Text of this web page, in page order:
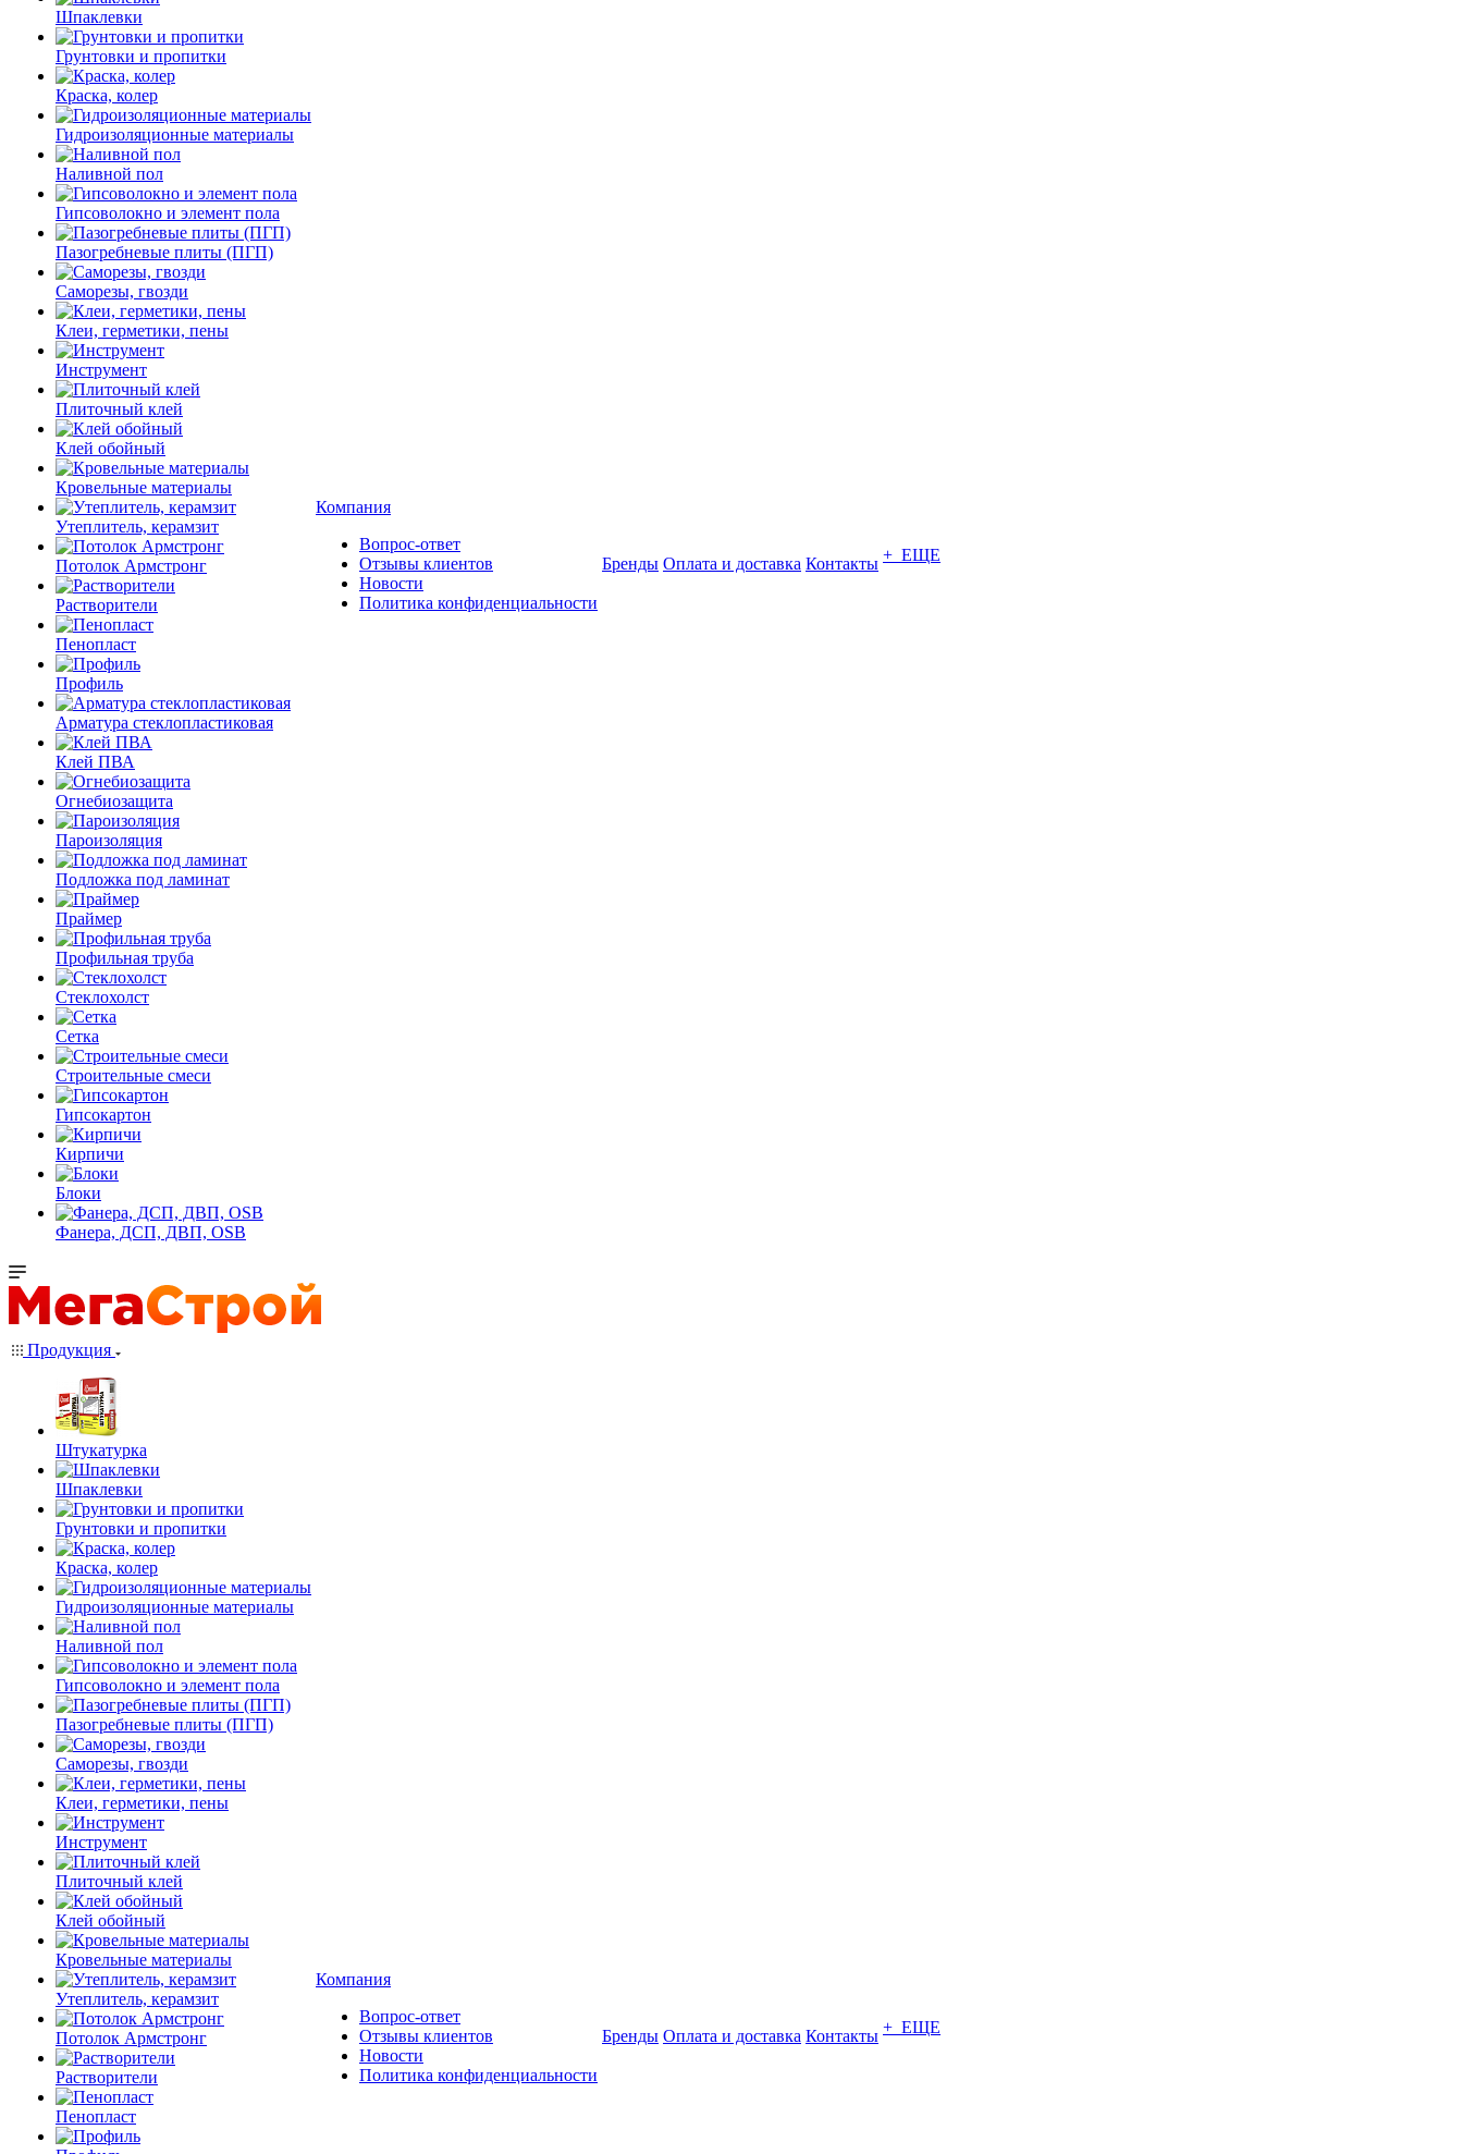
Шпаклевки
Грунтовки и пропитки
Краска, колер
Гидроизоляционные материалы
Наливной пол
Гипсоволокно и элемент пола
Пазогребневые плиты (ПГП)
Саморезы, гвозди
Клеи, герметики, пены
Инструмент
Плиточный клей
Клей обойный
Кровельные материалы
Утеплитель, керамзит
Потолок Армстронг
Растворители
Пенопласт
Профиль
Арматура стеклопластиковая
Клей ПВА
Огнебиозащита
Пароизоляция
Подложка под ламинат
Праймер
Профильная труба
Стеклохолст
Сетка
Строительные смеси
Гипсокартон
Кирпичи
Блоки
Фанера, ДСП, ДВП, OSB
Компания
Вопрос-ответ
Отзывы клиентов
Новости
Политика конфиденциальности
Бренды Оплата и доставка Контакты + ЕЩЕ
Продукция
Штукатурка
Шпаклевки
Грунтовки и пропитки
Краска, колер
Гидроизоляционные материалы
Наливной пол
Гипсоволокно и элемент пола
Пазогребневые плиты (ПГП)
Саморезы, гвозди
Клеи, герметики, пены
Инструмент
Плиточный клей
Клей обойный
Кровельные материалы
Утеплитель, керамзит
Потолок Армстронг
Растворители
Пенопласт
Компания
Вопрос-ответ
Отзывы клиентов
Новости
Политика конфиденциальности
Бренды Оплата и доставка Контакты + ЕЩЕ